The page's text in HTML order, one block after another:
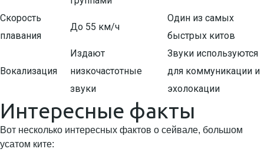
Скорость
плавания
До 55 км/ч
Один из самых
быстрых китов
Вокализация
Издают
низкочастотные
звуки
Звуки используются
для коммуникации и
эхолокации
Интересные факты
Вот несколько интересных фактов о сейвале, большом
усатом китe: